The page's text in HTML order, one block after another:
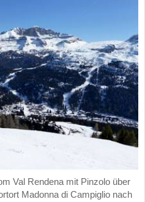
Val Rendena mit Pinzolo über
Madonna di Campiglio nach